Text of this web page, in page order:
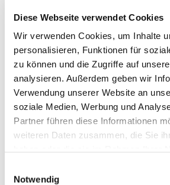
Diese Webseite verwendet Cookies
Wir verwenden Cookies, um Inhalte
personalisieren, Funktionen für
zu können und die Zugriffe auf
analysieren. Außerdem geben wir
Verwendung unserer Website an
soziale Medien, Werbung und
Partner führen diese Informationen
weiteren Daten zusammen, die Sie
Notwendig